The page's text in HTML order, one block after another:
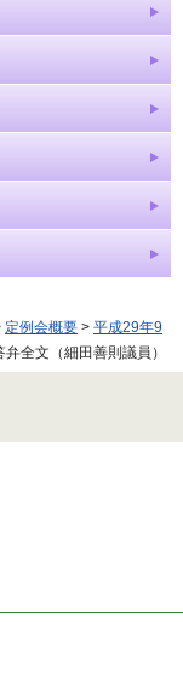
定例会概要 > 平成29年9
全文（細田善則議員）